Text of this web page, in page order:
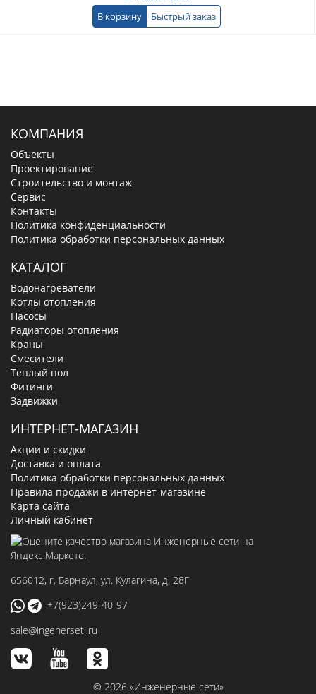
В корзину Быстрый заказ
КОМПАНИЯ
Объекты
Проектирование
Строительство и монтаж
Сервис
Контакты
Политика конфиденциальности
Политика обработки персональных данных
КАТАЛОГ
Водонагреватели
Котлы отопления
Насосы
Радиаторы отопления
Краны
Смесители
Теплый пол
Фитинги
Задвижки
ИНТЕРНЕТ-МАГАЗИН
Акции и скидки
Доставка и оплата
Политика обработки персональных данных
Правила продажи в интернет-магазине
Карта сайта
Личный кабинет
656012, г. Барнаул, ул. Кулагина, д. 28Г
+7(923)249-40-97
sale@ingenerseti.ru
© 2026 «Инженерные сети»